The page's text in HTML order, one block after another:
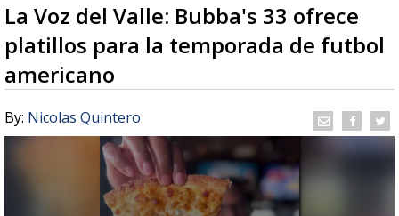
La Voz del Valle: Bubba's 33 ofrece
platillos para la temporada de futbol
americano
By: Nicolas Quintero